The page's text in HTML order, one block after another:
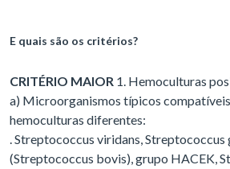
E quais são os critérios?
CRITÉRIO MAIOR 1. Hemoculturas
a) Microorganismos típicos compatíveis
hemoculturas diferentes:
. Streptococcus viridans,
(Streptococcus bovis), grupo HACEK,